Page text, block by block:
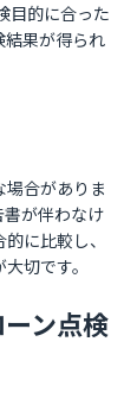
目的に合った
結果が得られ
合がありま
が伴わなけ
に比較し、
切です。
ン点検